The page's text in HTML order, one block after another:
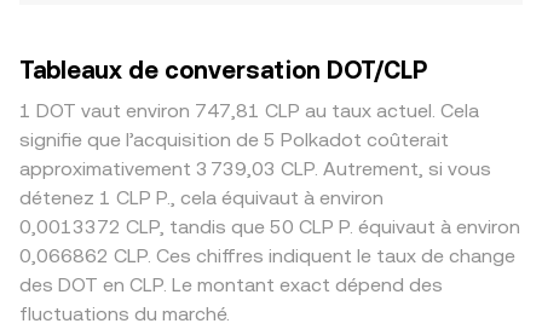
Tableaux de conversation DOT/CLP
1 DOT vaut environ 747,81 CLP au taux actuel. Cela
signifie que l’acquisition de 5 Polkadot coûterait
approximativement 3 739,03 CLP. Autrement, si vous
détenez 1 CLP P., cela équivaut à environ
0,0013372 CLP, tandis que 50 CLP P. équivaut à environ
0,066862 CLP. Ces chiffres indiquent le taux de change
des DOT en CLP. Le montant exact dépend des
fluctuations du marché.